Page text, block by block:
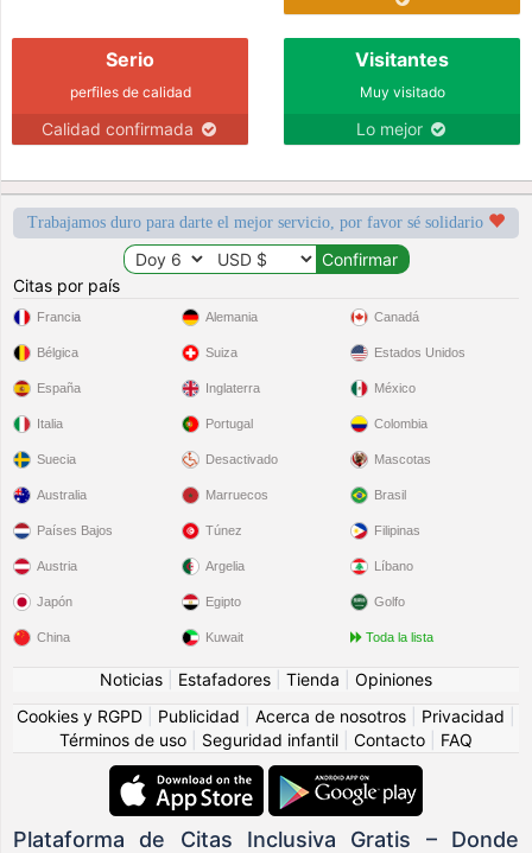
Serio
perfiles de calidad
Calidad confirmada
Visitantes
Muy visitado
Lo mejor
Trabajamos duro para darte el mejor servicio, por favor sé solidario
Citas por país
Francia
Bélgica
España
Italia
Suecia
Alemania
Suiza
Inglaterra
Portugal
Desactivado
Canadá
Estados Unidos
México
Colombia
Mascotas
Australia
Países Bajos
Austria
Japón
China
Marruecos
Túnez
Argelia
Egipto
Kuwait
Brasil
Filipinas
Líbano
Golfo
Toda la lista
Noticias Estafadores Tienda
Opiniones
Cookies y RGPD
Publicidad Acerca de nosotros Privacidad
Términos de uso
Seguridad infantil Contacto FAQ
Plataforma de Citas Inclusiva Gratis – Donde